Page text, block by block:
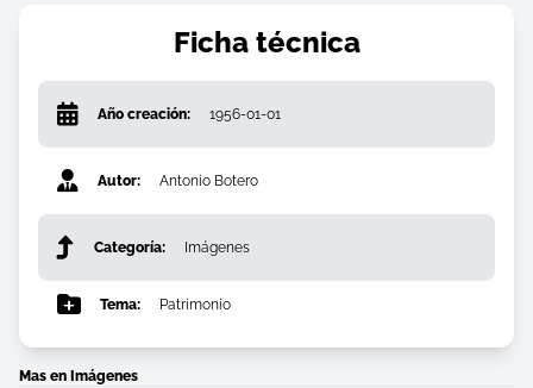
Ficha técnica
Año creación: 1956-01-01
Autor: Antonio Botero
Categoría: Imágenes
Tema: Patrimonio
Mas en Imágenes